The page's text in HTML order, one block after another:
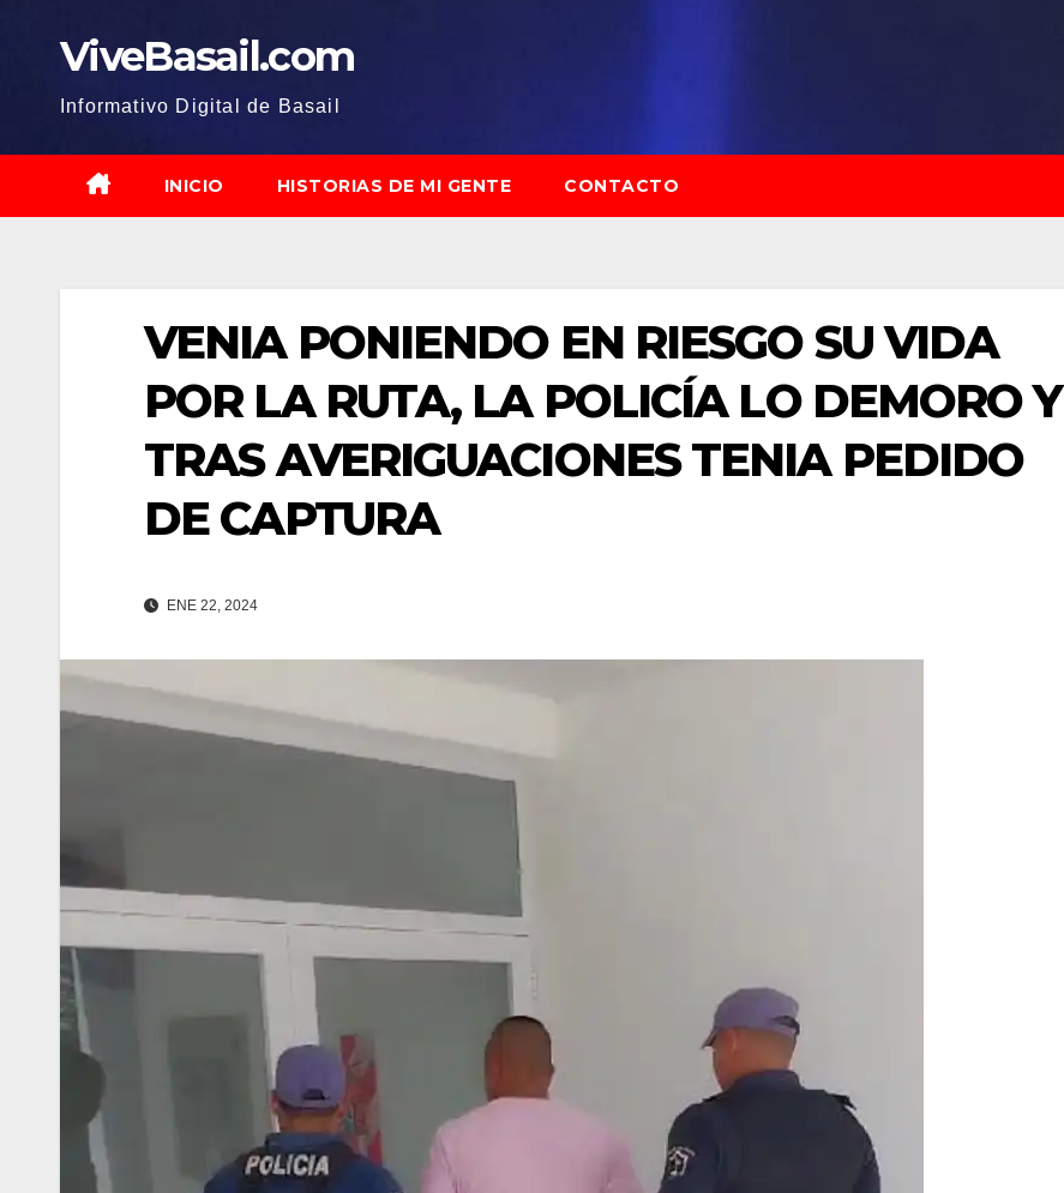
ViveBasail.com
Informativo Digital de Basail
INICIO HISTORIAS DE MI GENTE CONTACTO
VENIA PONIENDO EN RIESGO SU VIDA
POR LA RUTA, LA POLICÍA LO DEMORO Y
TRAS AVERIGUACIONES TENIA PEDIDO
DE CAPTURA
ENE 22, 2024